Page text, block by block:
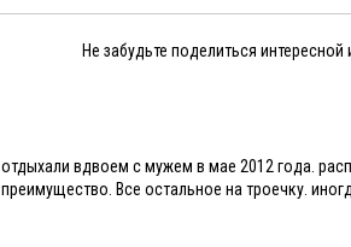
Не забудьте поделиться
отдыхали вдвоем с мужем в мае 2012 года.
преимущество. Все остальное на троечку.